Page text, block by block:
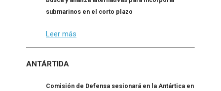
submarinos en el corto plazo
Leer más
ANTÁRTIDA
Comisión de Defensa sesionará en la Antártica en